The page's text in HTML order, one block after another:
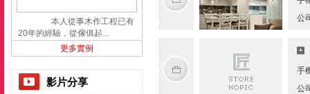
本人從事木作工程已有
20年的經驗，從傢俱起...
更多實例
影片分享
公
手
公